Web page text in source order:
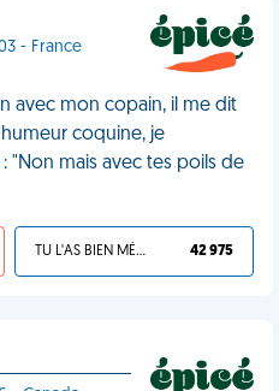
- France
avec mon copain, il me dit
coquine, je
"Non mais avec tes poils de
TU L'AS BIEN MÉRITÉ 42 975